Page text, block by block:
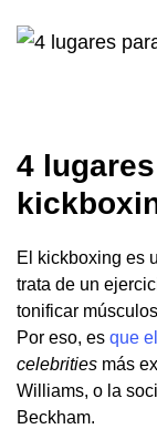
4
El kickboxing es
trata de un
tonificar
Por eso, es que
celebrities más
Williams, o la
Beckham.